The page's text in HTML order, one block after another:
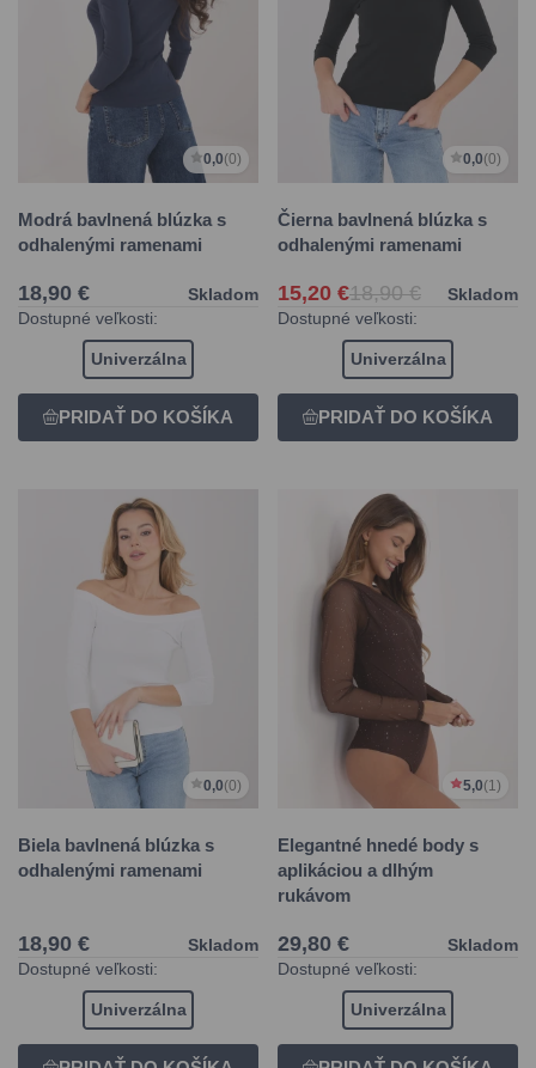
0,0(0)
Modrá bavlnená blúzka s
odhalenými ramenami
18,90 €
Skladom
Dostupné veľkosti:
Univerzálna
0,0(0)
Čierna bavlnená blúzka s
odhalenými ramenami
15,20 €18,90 €
Skladom
Dostupné veľkosti:
Univerzálna
0,0(0)
Biela bavlnená blúzka s
odhalenými ramenami
18,90 €
Skladom
Dostupné veľkosti:
Univerzálna
5,0(1)
Elegantné hnedé body s
aplikáciou a dlhým
rukávom
29,80 €
Skladom
Dostupné veľkosti:
Univerzálna